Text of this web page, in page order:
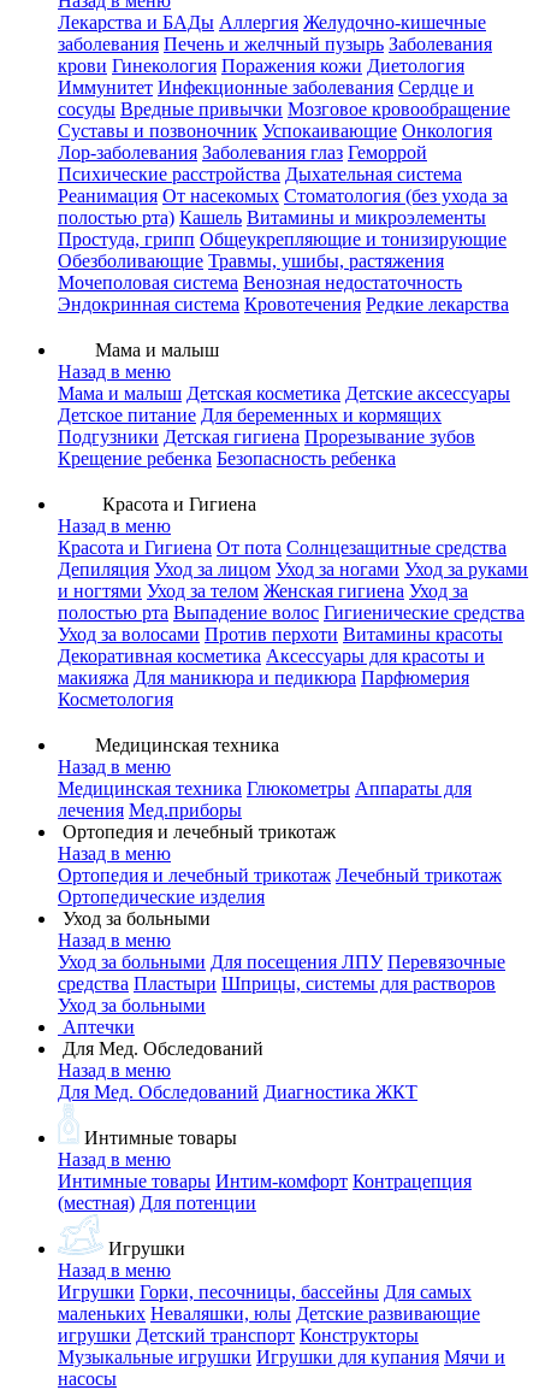
Лекарства и БАДы Аллергия Желудочно-кишечные
заболевания Печень и желчный пузырь Заболевания
крови Гинекология Поражения кожи Диетология
Иммунитет Инфекционные заболевания Сердце и
сосуды Вредные привычки Мозговое кровообращение
Суставы и позвоночник Успокаивающие Онкология
Лор-заболевания Заболевания глаз Геморрой
Психические расстройства Дыхательная система
Реанимация От насекомых Стоматология (без ухода за
полостью рта) Кашель Витамины и микроэлементы
Простуда, грипп Общеукрепляющие и тонизирующие
Обезболивающие Травмы, ушибы, растяжения
Мочеполовая система Венозная недостаточность
Эндокринная система Кровотечения Редкие лекарства
Мама и малыш
Назад в меню
Мама и малыш Детская косметика Детские аксессуары
Детское питание Для беременных и кормящих
Подгузники Детская гигиена Прорезывание зубов
Крещение ребенка Безопасность ребенка
Красота и Гигиена
Назад в меню
Красота и Гигиена От пота Солнцезащитные средства
Депиляция Уход за лицом Уход за ногами Уход за руками
и ногтями Уход за телом Женская гигиена Уход за
полостью рта Выпадение волос Гигиенические средства
Уход за волосами Против перхоти Витамины красоты
Декоративная косметика Аксессуары для красоты и
макияжа Для маникюра и педикюра Парфюмерия
Косметология
Медицинская техника
Назад в меню
Медицинская техника Глюкометры Аппараты для
лечения Мед.приборы
Ортопедия и лечебный трикотаж
Назад в меню
Ортопедия и лечебный трикотаж Лечебный трикотаж
Ортопедические изделия
Уход за больными
Назад в меню
Уход за больными Для посещения ЛПУ Перевязочные
средства Пластыри Шприцы, системы для растворов
Уход за больными
Аптечки
Для Мед. Обследований
Назад в меню
Для Мед. Обследований Диагностика ЖКТ
Интимные товары
Назад в меню
Интимные товары Интим-комфорт Контрацепция
(местная) Для потенции
Игрушки
Назад в меню
Игрушки Горки, песочницы, бассейны Для самых
маленьких Неваляшки, юлы Детские развивающие
игрушки Детский транспорт Конструкторы
Музыкальные игрушки Игрушки для купания Мячи и
насосы